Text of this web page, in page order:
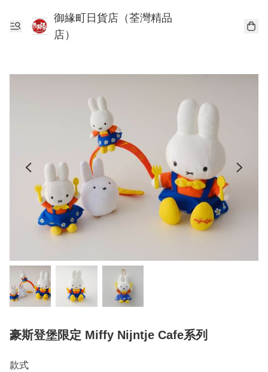
御緣町日貨店（荃灣精品
店）
豪斯登堡限定 Miffy Nijntje Cafe系列
款式